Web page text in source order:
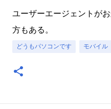
ユーザーエージェントが
方もある。
どうもパソコンです モバイル